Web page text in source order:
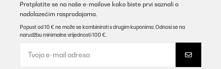
Pretplatite se na naše e-mailove kako biste prvi saznali o
nadolazećim rasprodajama.
Popust od 10 € ne može se kombinirati s drugim kuponima. Odnosi se na
narudžbu minimalne vrijednosti 100 €.